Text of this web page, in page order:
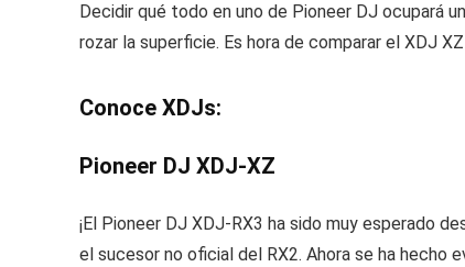
Decidir qué todo en uno de Pioneer DJ ocupará
rozar la superficie. Es hora de comparar el XDJ
Conoce XDJs:
Pioneer DJ XDJ-XZ
¡El Pioneer DJ XDJ-RX3 ha sido muy esperado
el sucesor no oficial del RX2. Ahora se ha hecho